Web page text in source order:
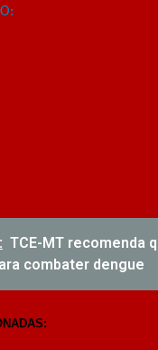
TCE-MT recomenda
combater dengue